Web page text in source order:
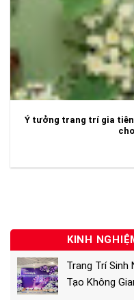
Ý tưởng trang trí gia
KINH
Trang Trí Sinh
Tạo Không